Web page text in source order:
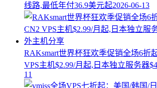
线路,最低年付36.9美元起2026-06-13
RAKsmart世界杯狂欢季促销全场6折
VPS主机$2.99/月起,日本独立服务器
11